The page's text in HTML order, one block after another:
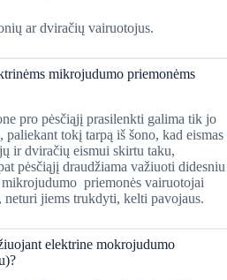
ar dviračių vairuotojus.
mikrojudumo priemonėms
pro pėsčiąjį prasilenkti galima tik jo
tokį tarpą iš šono, kad eismas
ir dviračių eismui skirtu taku,
pėsčiąjį draudžiama važiuoti didesniu
priemonės vairuotojai
neturi jiems trukdyti, kelti pavojaus.
elektrine mokrojudumo